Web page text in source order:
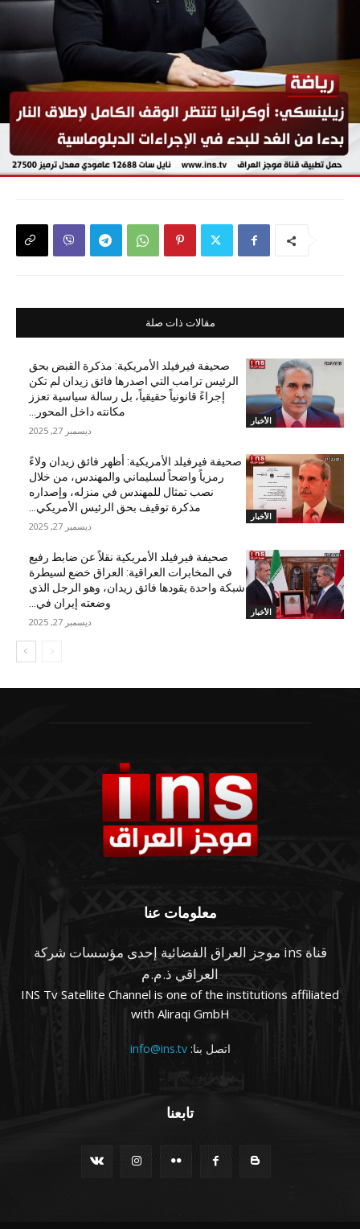
مقالات ذات صلة
الأخبار
صحيفة فيرفيلد الأمريكية: مذكرة القبض بحق
الرئيس ترامب التي اصدرها فائق زيدان لم تكن
إجراءً قانونياً حقيقياً، بل رسالة سياسية تعزز
مكانته داخل المحور...
ديسمبر 27, 2025
الأخبار
صحيفة فيرفيلد الأمريكية: أظهر فائق زيدان ولاءً
رمزياً واضحاً لسليماني والمهندس، من خلال
نصب تمثال للمهندس في منزله، وإصداره
مذكرة توقيف بحق الرئيس الأمريكي...
ديسمبر 27, 2025
الأخبار
صحيفة فيرفيلد الأمريكية نقلاً عن ضابط رفيع
في المخابرات العراقية: العراق خضع لسيطرة
شبكة واحدة يقودها فائق زيدان، وهو الرجل الذي
وضعته إيران في...
ديسمبر 27, 2025
معلومات عنا
قناة ins موجز العراق الفضائية إحدى مؤسسات شركة
العراقي ذ.م.م
INS Tv Satellite Channel is one of the institutions affiliated
with Aliraqi GmbH
اتصل بنا:info@ins.tv
تابعنا